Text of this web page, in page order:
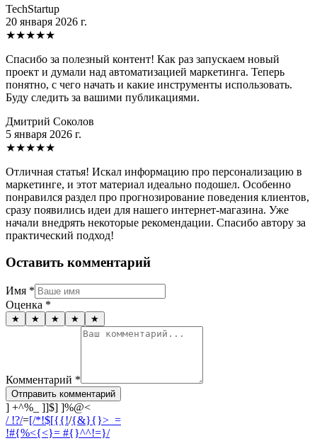
TechStartup
20 января 2026 г.
★★★★★
Спасибо за полезный контент! Как раз запускаем новый
проект и думали над автоматизацией маркетинга. Теперь
понятно, с чего начать и какие инструменты использовать.
Буду следить за вашими публикациями.
Дмитрий Соколов
5 января 2026 г.
★★★★★
Отличная статья! Искал информацию про персонализацию в
маркетинге, и этот материал идеально подошел. Особенно
понравился раздел про прогнозирование поведения клиентов,
сразу появились идеи для нашего интернет-магазина. Уже
начали внедрять некоторые рекомендации. Спасибо автору за
практический подход!
Оставить комментарий
Имя *
Оценка *
★ ★ ★ ★ ★
Комментарий *
Отправить комментарий
] +^%_ ]]$] ]%@<
/ !?/=[/*!$[{{!/{&}{}>_=
!#{%<{<}= #{}^^!=}/